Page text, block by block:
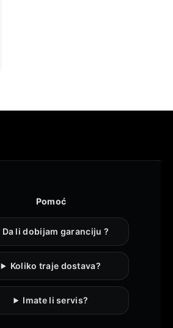
Pomoć
Da li dobijam garanciju ?
Koliko traje dostava?
Imate li servis?